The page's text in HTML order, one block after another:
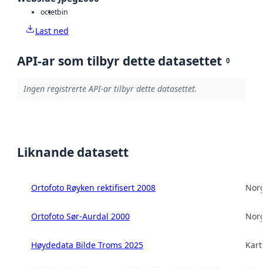
octetbin
Last ned
API-ar som tilbyr dette datasettet 0
Ingen registrerte API-ar tilbyr dette datasettet.
Liknande datasett
Ortofoto Røyken rektifisert 2008
Ortofoto Sør-Aurdal 2000
Høydedata Bilde Troms 2025